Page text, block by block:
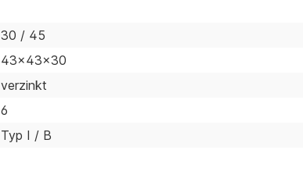
30 / 45
43x43x30
verzinkt
6
Typ I / B